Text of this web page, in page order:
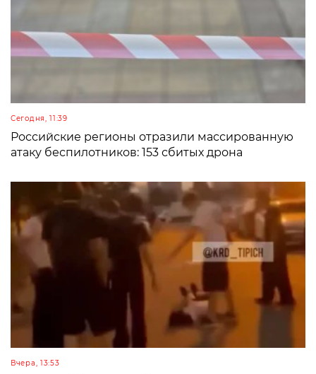
Сегодня, 11:39
Российские регионы отразили массированную
атаку беспилотников: 153 сбитых дрона
Вчера, 13:53